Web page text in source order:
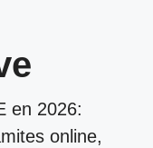
en 2026:
online,